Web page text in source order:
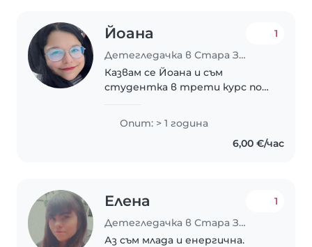
Йоана
Детегледачка в Стара Загора
1
Казвам се Йоана и съм
студентка в трети курс по
стажа си в детски кътове,
изискван от училище „Проф. д-
Опит: > 1 година
6,00 €/час
Елена
Детегледачка в Стара Загора
1
Аз съм млада и енергична.